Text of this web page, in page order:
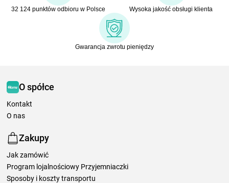
32 124 punktów odbioru w Polsce Wysoka jakość obsługi klienta
Gwarancja zwrotu pieniędzy
O spółce
Kontakt
O nas
Zakupy
Jak zamówić
Program lojalnościowy Przyjemniaczki
Sposoby i koszty transportu